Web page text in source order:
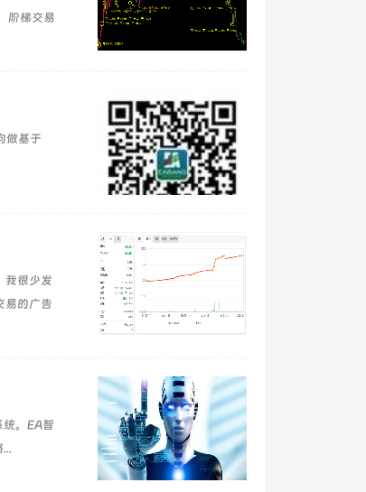
阶梯交易
做基于
我很少发
易的广告
。EA智